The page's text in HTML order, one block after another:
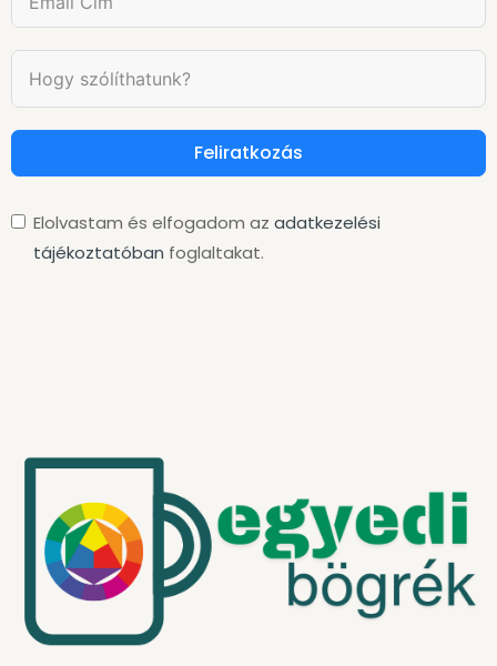
Feliratkozás
Elolvastam és elfogadom az adatkezelési
tájékoztatóban foglaltakat.